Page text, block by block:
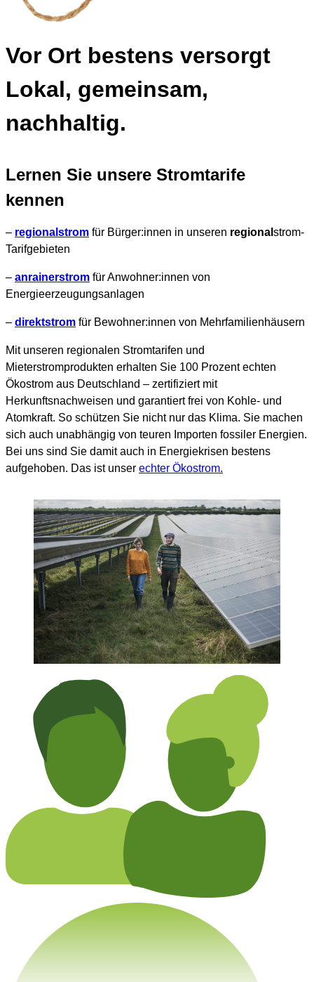
Vor Ort bestens versorgt
Lokal, gemeinsam,
nachhaltig.
Lernen Sie unsere Stromtarife
kennen
– regional strom für Bürger:innen in unseren regional strom-
Tarifgebieten
– anrainerstrom für Anwohner:innen von
Energieerzeugungsanlagen
– direktstrom für Bewohner:innen von Mehrfamilienhäusern
Mit unseren regionalen Stromtarifen und
Mieterstromprodukten erhalten Sie 100 Prozent echten
Ökostrom aus Deutschland – zertifiziert mit
Herkunftsnachweisen und garantiert frei von Kohle- und
Atomkraft. So schützen Sie nicht nur das Klima. Sie machen
sich auch unabhängig von teuren Importen fossiler Energien.
Bei uns sind Sie damit auch in Energiekrisen bestens
aufgehoben. Das ist unser echter Ökostrom.